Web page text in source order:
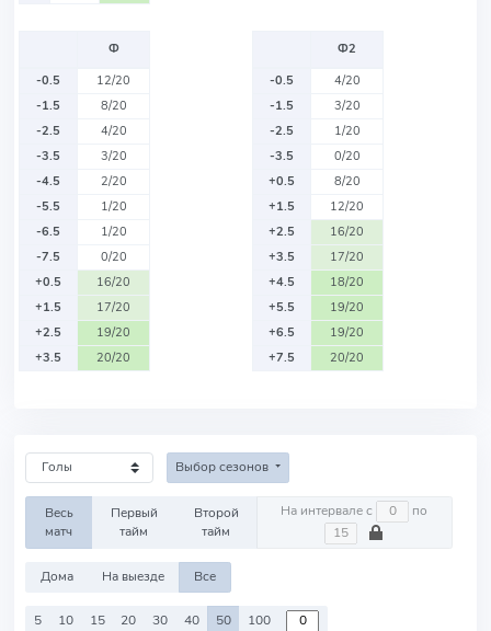
Ф
-0.5
12/20
-1.5
8/20
-2.5
4/20
-3.5
3/20
-4.5
2/20
-5.5
1/20
-6.5
1/20
-7.5
0/20
+0.5
16/20
+1.5
17/20
+2.5
19/20
+3.5
20/20
Ф2
-0.5
4/20
-1.5
3/20
-2.5
1/20
-3.5
0/20
+0.5
8/20
+1.5
12/20
+2.5
16/20
+3.5
17/20
+4.5
18/20
+5.5
19/20
+6.5
19/20
+7.5
20/20
Выбор сезонов
Весь
матч
Первый
тайм
Второй
тайм
На интервале с по
Дома На выезде Все
5 10 15 20 30 40 50 100